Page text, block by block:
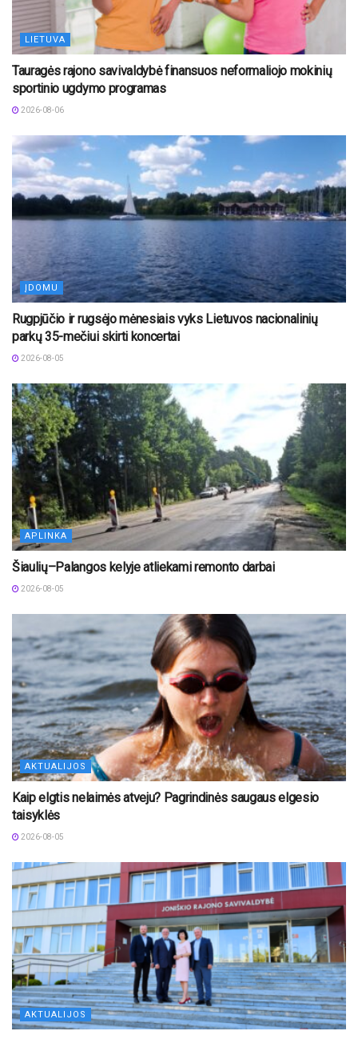
LIETUVA
Tauragės rajono savivaldybė finansuos neformaliojo mokinių
sportinio ugdymo programas
2026-08-06
ĮDOMU
Rugpjūčio ir rugsėjo mėnesiais vyks Lietuvos nacionalinių
parkų 35-mečiui skirti koncertai
2026-08-05
APLINKA
Šiaulių–Palangos kelyje atliekami remonto darbai
2026-08-05
AKTUALIJOS
Kaip elgtis nelaimės atveju? Pagrindinės saugaus elgesio
taisyklės
2026-08-05
AKTUALIJOS